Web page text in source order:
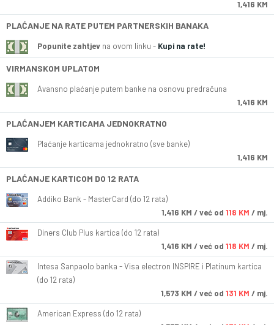
1,416 KM
PLAĆANJE NA RATE PUTEM PARTNERSKIH BANAKA
Popunite zahtjev na ovom linku - Kupi na rate!
VIRMANSKOM UPLATOM
Avansno plaćanje putem banke na osnovu predračuna
1,416 KM
PLAĆANJEM KARTICAMA JEDNOKRATNO
Plaćanje karticama jednokratno (sve banke)
1,416 KM
PLAĆANJE KARTICOM DO 12 RATA
Addiko Bank - MasterCard (do 12 rata)
1,416 KM / već od 118 KM / mj.
Diners Club Plus kartica (do 12 rata)
1,416 KM / već od 118 KM / mj.
Intesa Sanpaolo banka - Visa electron INSPIRE i Platinum kartica
(do 12 rata)
1,573 KM / već od 131 KM / mj.
American Express (do 12 rata)